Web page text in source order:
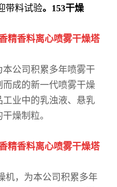
带料试验。 153干燥
精香料离心喷雾干燥塔
公司积累多年喷雾干
成的新一代喷雾干燥
业中的乳浊液、悬乳
燥制粒。
精香料离心喷雾干燥塔
，为本公司积累多年